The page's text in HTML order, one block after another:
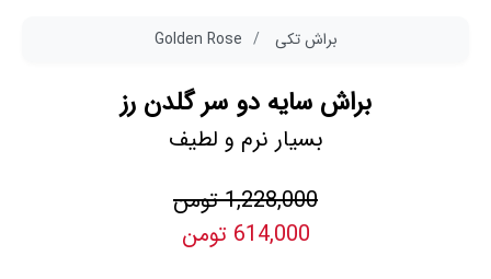
براش تکی Golden Rose
براش سایه دو سر گلدن رز
بسیار نرم و لطیف
1,228,000 تومن
614,000 تومن